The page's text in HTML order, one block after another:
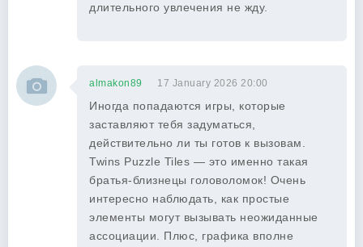
длительного увлечения не жду.
almakon89 17 January 2026 20:00
Иногда попадаются игры, которые
заставляют тебя задуматься,
действительно ли ты готов к вызовам.
Twins Puzzle Tiles — это именно такая
братья-близнецы головоломок! Очень
интересно наблюдать, как простые
элементы могут вызывать неожиданные
ассоциации. Плюс, графика вполне